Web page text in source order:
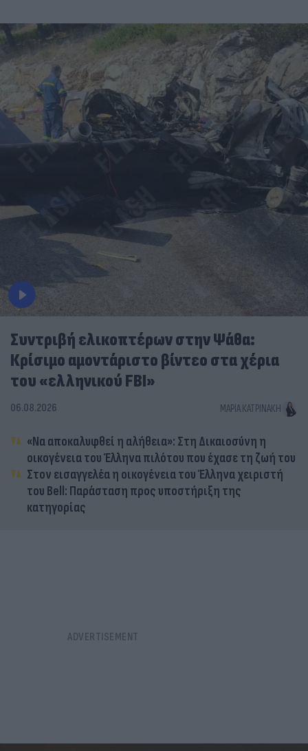
Συντριβή ελικοπτέρων στην Ψάθα:
Κρίσιμο αμοντάριστο βίντεο στα χέρια
του «ελληνικού FBI»
06.08.2026 ΜΑΡΊΑ ΚΑΤΡΙΝΆΚΗ
«Να αποκαλυφθεί η αλήθεια»: Στη Δικαιοσύνη η
οικογένεια του Έλληνα πιλότου που έχασε τη ζωή του
Στον εισαγγελέα η οικογένεια του Έλληνα χειριστή
του Bell: Παράσταση προς υποστήριξη της
κατηγορίας